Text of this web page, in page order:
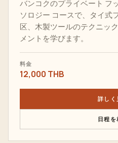
バンコクのプライベート フ
ソロジー コースで、タイ式
区、木製ツールのテクニッ
メントを学びます。
料金
12,000 THB
詳しく
日程を